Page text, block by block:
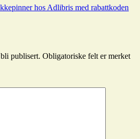
hos Adlibris med rabattkoden
publisert. Obligatoriske felt er merket